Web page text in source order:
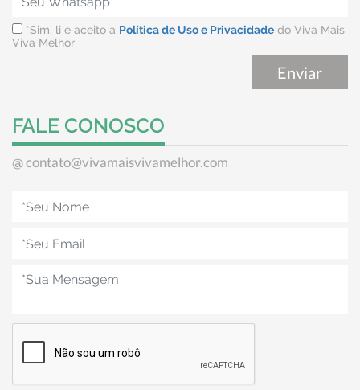
*Sim, li e aceito a Política de Uso e Privacidade do Viva Mais
Viva Melhor
FALE CONOSCO
@contato@vivamaisvivamelhor.com